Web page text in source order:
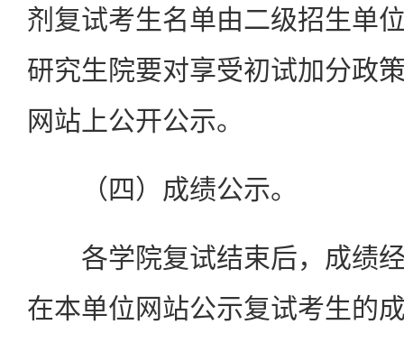
剂复试考生名单由二级招生单
研究生院要对享受初试加分政
网站上公开公示。
（四）成绩公示。
各学院复试结束后，成绩经
在本单位网站公示复试考生的